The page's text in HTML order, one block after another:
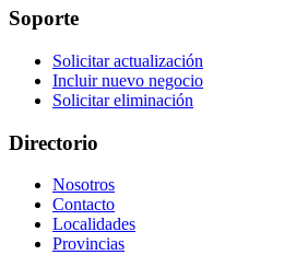
Soporte
Solicitar actualización
Incluir nuevo negocio
Solicitar eliminación
Directorio
Nosotros
Contacto
Localidades
Provincias